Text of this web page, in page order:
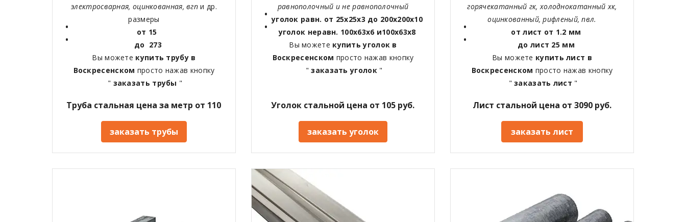
электросварная, оцинкованная, вгпи др.
размеры
от 15
до 273
Вы можете купить трубу в
Воскресенском просто нажав кнопку
" заказать трубы "
Труба стальная цена за метр от 110
заказать трубы
равнополочный и не равнополочный
уголок равн. от 25х25х3 до 200х200х10
уголок неравн. 100х63х6 и100х63х8
Вы можете купить уголок в
Воскресенском просто нажав кнопку
" заказать уголок"
Уголок стальной цена от 105 руб.
заказать уголок
горячекатанный гк, холоднокатанный хк,
оцинкованный, рифленый, пвл.
от лист от 1.2 мм
до лист 25 мм
Вы можете купить лист в
Воскресенском просто нажав кнопку
"заказать лист "
Лист стальной цена от 3090 руб.
заказать лист